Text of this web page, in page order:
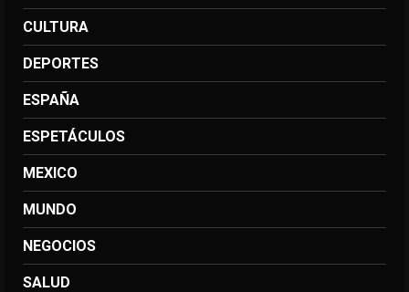
CULTURA
DEPORTES
ESPAÑA
ESPETÁCULOS
MEXICO
MUNDO
NEGOCIOS
SALUD